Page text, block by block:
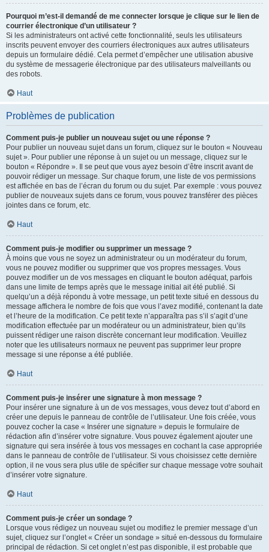
Pourquoi m’est-il demandé de me connecter lorsque je clique sur le lien de
courrier électronique d’un utilisateur ?
Si les administrateurs ont activé cette fonctionnalité, seuls les utilisateurs
inscrits peuvent envoyer des courriers électroniques aux autres utilisateurs
depuis un formulaire dédié. Cela permet d’empêcher une utilisation abusive
du système de messagerie électronique par des utilisateurs malveillants ou
des robots.
Haut
Problèmes de publication
Comment puis-je publier un nouveau sujet ou une réponse ?
Pour publier un nouveau sujet dans un forum, cliquez sur le bouton « Nouveau
sujet ». Pour publier une réponse à un sujet ou un message, cliquez sur le
bouton « Répondre ». Il se peut que vous ayez besoin d’être inscrit avant de
pouvoir rédiger un message. Sur chaque forum, une liste de vos permissions
est affichée en bas de l’écran du forum ou du sujet. Par exemple : vous pouvez
publier de nouveaux sujets dans ce forum, vous pouvez transférer des pièces
jointes dans ce forum, etc.
Haut
Comment puis-je modifier ou supprimer un message ?
À moins que vous ne soyez un administrateur ou un modérateur du forum,
vous ne pouvez modifier ou supprimer que vos propres messages. Vous
pouvez modifier un de vos messages en cliquant le bouton adéquat, parfois
dans une limite de temps après que le message initial ait été publié. Si
quelqu’un a déjà répondu à votre message, un petit texte situé en dessous du
message affichera le nombre de fois que vous l’avez modifié, contenant la date
et l’heure de la modification. Ce petit texte n’apparaîtra pas s’il s’agit d’une
modification effectuée par un modérateur ou un administrateur, bien qu’ils
puissent rédiger une raison discrète concernant leur modification. Veuillez
noter que les utilisateurs normaux ne peuvent pas supprimer leur propre
message si une réponse a été publiée.
Haut
Comment puis-je insérer une signature à mon message ?
Pour insérer une signature à un de vos messages, vous devez tout d’abord en
créer une depuis le panneau de contrôle de l’utilisateur. Une fois créée, vous
pouvez cocher la case « Insérer une signature » depuis le formulaire de
rédaction afin d’insérer votre signature. Vous pouvez également ajouter une
signature qui sera insérée à tous vos messages en cochant la case appropriée
dans le panneau de contrôle de l’utilisateur. Si vous choisissez cette dernière
option, il ne vous sera plus utile de spécifier sur chaque message votre souhait
d’insérer votre signature.
Haut
Comment puis-je créer un sondage ?
Lorsque vous rédigez un nouveau sujet ou modifiez le premier message d’un
sujet, cliquez sur l’onglet « Créer un sondage » situé en-dessous du formulaire
principal de rédaction. Si cet onglet n’est pas disponible, il est probable que